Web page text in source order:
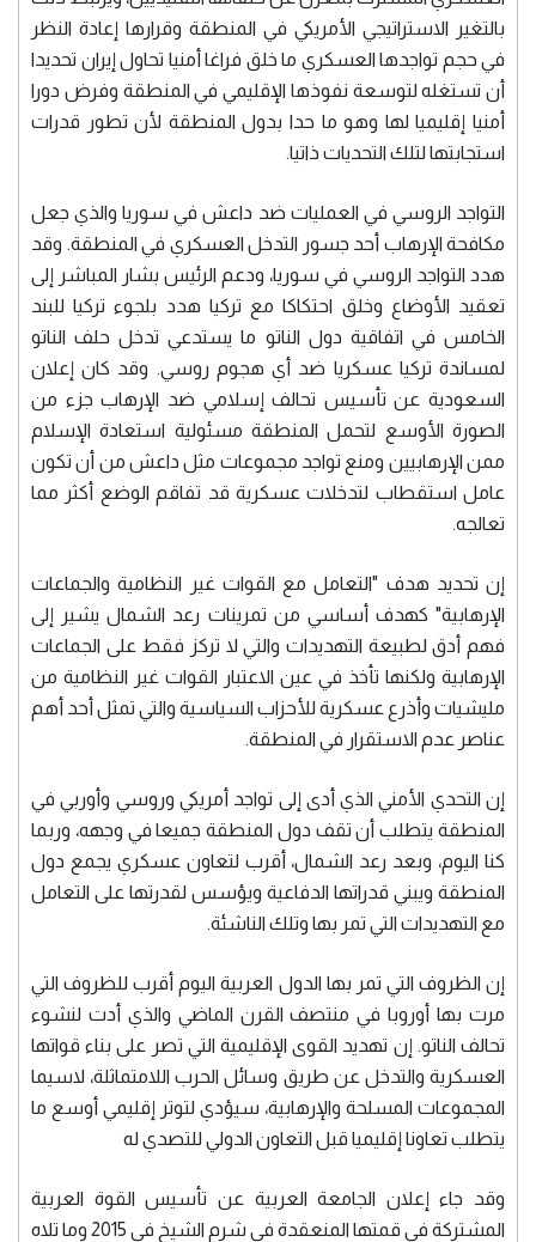
بالتغير الاستراتيجي الأمريكي في المنطقة وقرارها إعادة النظر
في حجم تواجدها العسكري ما خلق فراغا أمنيا تحاول إيران تحديدا
أن تستغله لتوسعة نفوذها الإقليمي في المنطقة وفرض دورا
أمنيا إقليميا لها وهو ما حدا بدول المنطقة لأن تطور قدرات
استجابتها لتلك التحديات ذاتيا.
التواجد الروسي في العمليات ضد داعش في سوريا والذي جعل
مكافحة الإرهاب أحد جسور التدخل العسكري في المنطقة. وقد
هدد التواجد الروسي في سوريا، ودعم الرئيس بشار المباشر إلى
تعقيد الأوضاع وخلق احتكاكا مع تركيا هدد بلجوء تركيا للبند
الخامس في اتفاقية دول الناتو ما يستدعي تدخل حلف الناتو
لمساندة تركيا عسكريا ضد أي هجوم روسي. وقد كان إعلان
السعودية عن تأسيس تحالف إسلامي ضد الإرهاب جزء من
الصورة الأوسع لتحمل المنطقة مسئولية استعادة الإسلام
ممن الإرهابيين ومنع تواجد مجموعات مثل داعش من أن تكون
عامل استقطاب لتدخلات عسكرية قد تفاقم الوضع أكثر مما
تعالجه.
إن تحديد هدف "التعامل مع القوات غير النظامية والجماعات
الإرهابية" كهدف أساسي من تمرينات رعد الشمال يشير إلى
فهم أدق لطبيعة التهديدات والتي لا تركز فقط على الجماعات
الإرهابية ولكنها تأخذ في عين الاعتبار القوات غير النظامية من
مليشيات وأذرع عسكرية للأحزاب السياسية والتي تمثل أحد أهم
عناصر عدم الاستقرار في المنطقة.
إن التحدي الأمني الذي أدى إلى تواجد أمريكي وروسي وأوربي في
المنطقة يتطلب أن تقف دول المنطقة جميعا في وجهه، وربما
كنا اليوم، وبعد رعد الشمال، أقرب لتعاون عسكري يجمع دول
المنطقة ويبني قدراتها الدفاعية ويؤسس لقدرتها على التعامل
مع التهديدات التي تمر بها وتلك الناشئة.
إن الظروف التي تمر بها الدول العربية اليوم أقرب للظروف التي
مرت بها أوروبا في منتصف القرن الماضي والذي أدت لنشوء
تحالف الناتو. إن تهديد القوى الإقليمية التي تصر على بناء قواتها
العسكرية والتدخل عن طريق وسائل الحرب اللامتماثلة، لاسيما
المجموعات المسلحة والإرهابية، سيؤدي لتوتر إقليمي أوسع ما
يتطلب تعاونا إقليميا قبل التعاون الدولي للتصدي له
وقد جاء إعلان الجامعة العربية عن تأسيس القوة العربية
المشتركة في قمتها المنعقدة في شرم الشيخ في 2015 وما تلاه